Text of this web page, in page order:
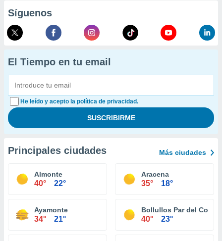
Síguenos
El Tiempo en tu email
He leído y acepto la política de privacidad.
Principales ciudades Más ciudades
Almonte
40° 22°
Aracena
35° 18°
Ayamonte
34° 21°
Bollullos Par del
40° 23°